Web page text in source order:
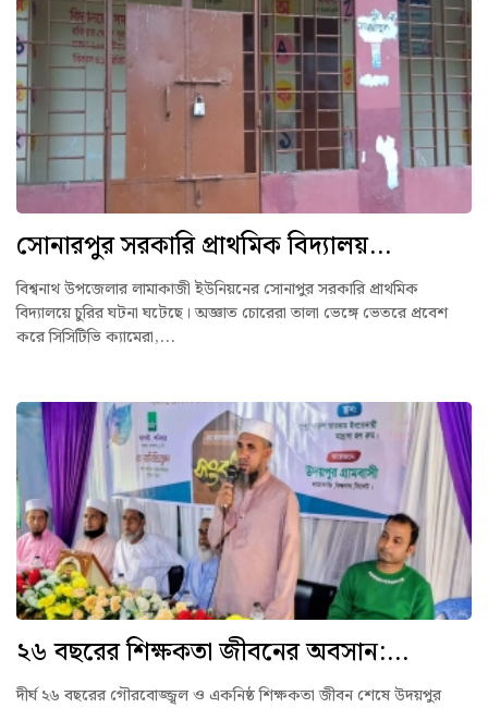
সোনারপুর সরকারি প্রাথমিক বিদ্যালয়...
বিশ্বনাথ উপজেলার লামাকাজী ইউনিয়নের সোনাপুর সরকারি প্রাথমিক
বিদ্যালয়ে চুরির ঘটনা ঘটেছে। অজ্ঞাত চোরেরা তালা ভেঙ্গে ভেতরে প্রবেশ
করে সিসিটিভি ক্যামেরা,...
২৬ বছরের শিক্ষকতা জীবনের অবসান:...
দীর্ঘ ২৬ বছরের গৌরবোজ্জ্বল ও একনিষ্ঠ শিক্ষকতা জীবন শেষে উদয়পুর